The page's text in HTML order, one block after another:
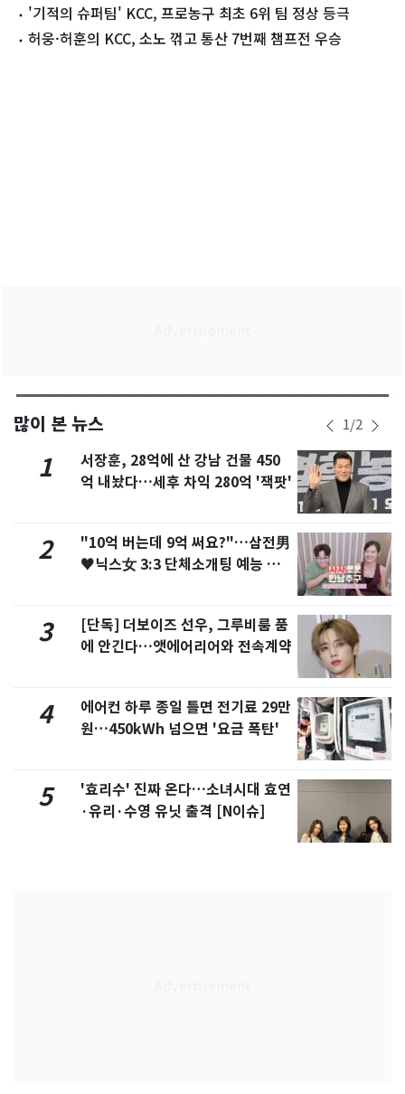
'기적의 슈퍼팀' KCC, 프로농구 최초 6위 팀 정상 등극
허웅·허훈의 KCC, 소노 꺾고 통산 7번째 챔프전 우승
많이 본 뉴스 1/2
1
서장훈, 28억에 산 강남 건물 450
억 내놨다…세후 차익 280억 '잭팟'
2
"10억 버는데 9억 써요?"…삼전男
♥닉스女 3:3 단체소개팅 예능 화
3
[단독] 더보이즈 선우, 그루비룸 품
에 안긴다…앳에어리어와 전속계약
4
에어컨 하루 종일 틀면 전기료 29만
원…450kWh 넘으면 '요금 폭탄'
5
'효리수' 진짜 온다…소녀시대 효연
·유리·수영 유닛 출격 [N이슈]